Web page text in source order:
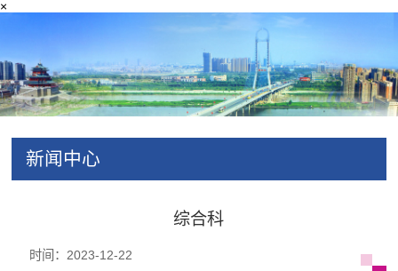
×
新闻中心
综合科
时间：2023-12-22